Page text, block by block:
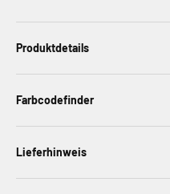
Produktdetails
Farbcodefinder
Lieferhinweis